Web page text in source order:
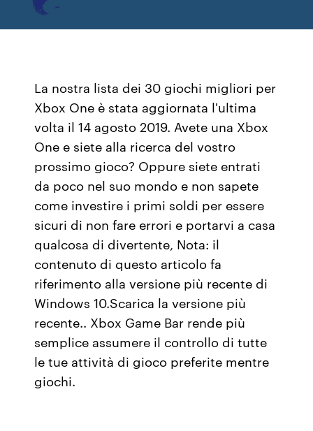
La nostra lista dei 30 giochi migliori per
Xbox One è stata aggiornata l'ultima
volta il 14 agosto 2019. Avete una Xbox
One e siete alla ricerca del vostro
prossimo gioco? Oppure siete entrati
da poco nel suo mondo e non sapete
come investire i primi soldi per essere
sicuri di non fare errori e portarvi a casa
qualcosa di divertente, Nota: il
contenuto di questo articolo fa
riferimento alla versione più recente di
Windows 10.Scarica la versione più
recente.. Xbox Game Bar rende più
semplice assumere il controllo di tutte
le tue attività di gioco preferite mentre
giochi.